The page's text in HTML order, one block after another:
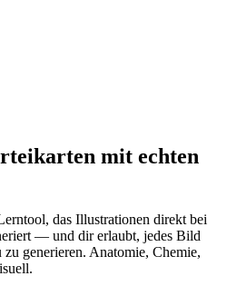
mit echten
das Illustrationen direkt bei
— und dir erlaubt, jedes Bild
generieren. Anatomie, Chemie,